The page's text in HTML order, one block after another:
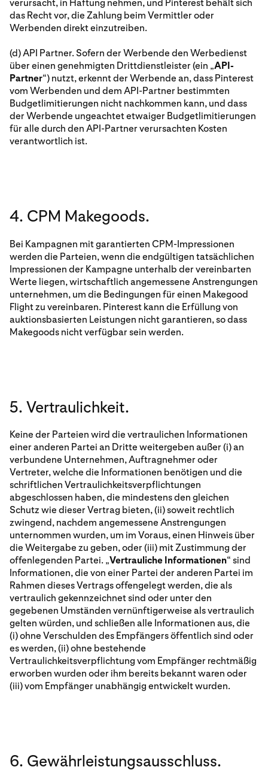
verursacht, in Haftung nehmen, und Pinterest behält sich
das Recht vor, die Zahlung beim Vermittler oder
Werbenden direkt einzutreiben.
(d) API Partner. Sofern der Werbende den Werbedienst
über einen genehmigten Drittdienstleister (ein „API-
Partner“) nutzt, erkennt der Werbende an, dass Pinterest
vom Werbenden und dem API-Partner bestimmten
Budgetlimitierungen nicht nachkommen kann, und dass
der Werbende ungeachtet etwaiger Budgetlimitierungen
für alle durch den API-Partner verursachten Kosten
verantwortlich ist.
4. CPM Makegoods.
Bei Kampagnen mit garantierten CPM-Impressionen
werden die Parteien, wenn die endgültigen tatsächlichen
Impressionen der Kampagne unterhalb der vereinbarten
Werte liegen, wirtschaftlich angemessene Anstrengungen
unternehmen, um die Bedingungen für einen Makegood
Flight zu vereinbaren. Pinterest kann die Erfüllung von
auktionsbasierten Leistungen nicht garantieren, so dass
Makegoods nicht verfügbar sein werden.
5. Vertraulichkeit.
Keine der Parteien wird die vertraulichen Informationen
einer anderen Partei an Dritte weitergeben außer (i) an
verbundene Unternehmen, Auftragnehmer oder
Vertreter, welche die Informationen benötigen und die
schriftlichen Vertraulichkeitsverpflichtungen
abgeschlossen haben, die mindestens den gleichen
Schutz wie dieser Vertrag bieten, (ii) soweit rechtlich
zwingend, nachdem angemessene Anstrengungen
unternommen wurden, um im Voraus, einen Hinweis über
die Weitergabe zu geben, oder (iii) mit Zustimmung der
offenlegenden Partei. „Vertrauliche Informationen“ sind
Informationen, die von einer Partei der anderen Partei im
Rahmen dieses Vertrags offengelegt werden, die als
vertraulich gekennzeichnet sind oder unter den
gegebenen Umständen vernünftigerweise als vertraulich
gelten würden, und schließen alle Informationen aus, die
(i) ohne Verschulden des Empfängers öffentlich sind oder
es werden, (ii) ohne bestehende
Vertraulichkeitsverpflichtung vom Empfänger rechtmäßig
erworben wurden oder ihm bereits bekannt waren oder
(iii) vom Empfänger unabhängig entwickelt wurden.
6. Gewährleistungsausschluss.